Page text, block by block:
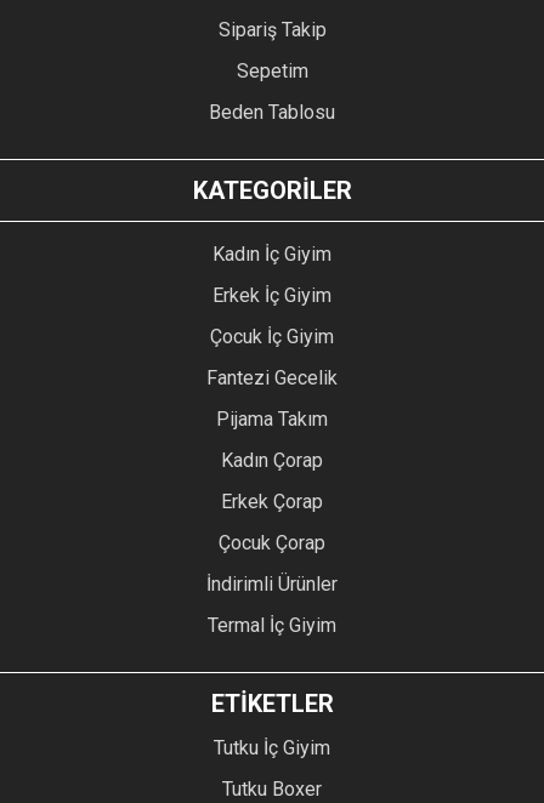
Sipariş Takip
Sepetim
Beden Tablosu
KATEGORİLER
Kadın İç Giyim
Erkek İç Giyim
Çocuk İç Giyim
Fantezi Gecelik
Pijama Takım
Kadın Çorap
Erkek Çorap
Çocuk Çorap
İndirimli Ürünler
Termal İç Giyim
ETİKETLER
Tutku İç Giyim
Tutku Boxer